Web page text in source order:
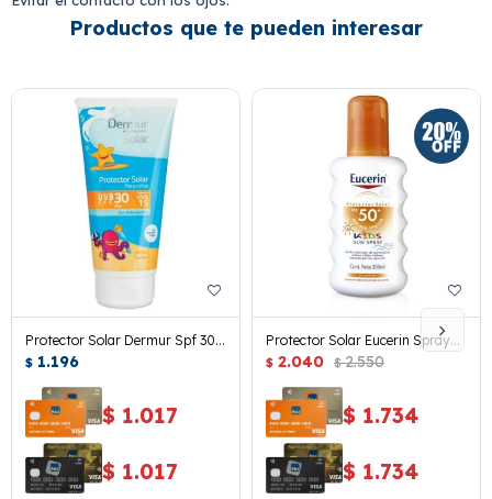
Productos que te pueden interesar
Protector Solar Dermur Spf 30.
Niños 150 Ml.
$ 1.196
$ 1.017
$ 1.017
Protector Solar Eucerin Spray
Kids Spf 50+. 200 Ml.
$ 2.040 $ 2.550
$ 1.734
$ 1.734